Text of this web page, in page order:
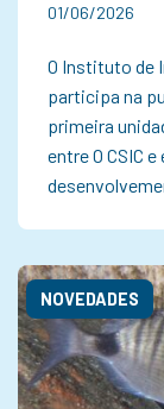
01/06/2026
O Instituto de
participa na
primeira
entre O CSIC
NOVEDADES